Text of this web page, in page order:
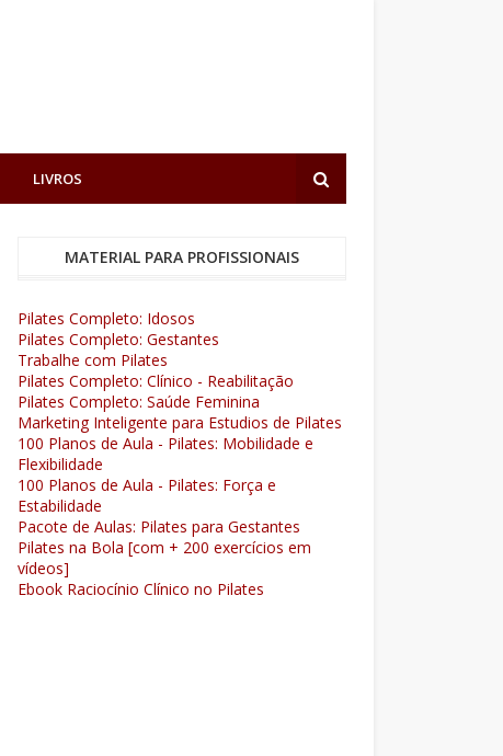
LIVROS
MATERIAL PARA PROFISSIONAIS
Pilates Completo: Idosos
Pilates Completo: Gestantes
Trabalhe com Pilates
Pilates Completo: Clínico - Reabilitação
Pilates Completo: Saúde Feminina
Marketing Inteligente para Estudios de Pilates
100 Planos de Aula - Pilates: Mobilidade e
Flexibilidade
100 Planos de Aula - Pilates: Força e
Estabilidade
Pacote de Aulas: Pilates para Gestantes
Pilates na Bola [com + 200 exercícios em
vídeos]
Ebook Raciocínio Clínico no Pilates